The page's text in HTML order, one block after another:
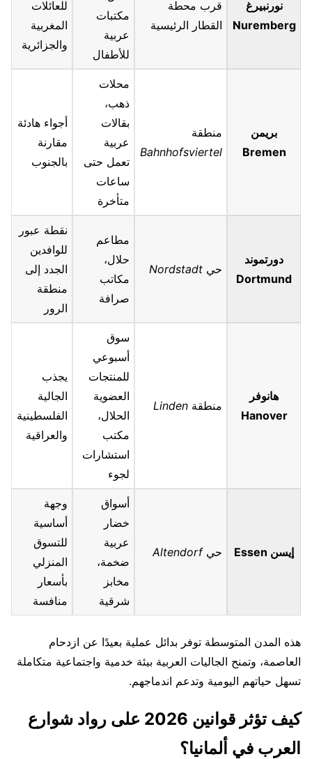
نورنبيرغ
Nuremberg
قرب محطة
القطار الرئيسية
مكتبات
عربية
للأطفال
للعائلات
المغربية
والجزائرية
بريمن
Bremen
منطقة
Bahnhofsviertel
محلات
ذهب،
بقالات
عربية
تعمل حتى
ساعات
متأخرة
أجواء هادئة
مقارنة
بالجنوب
دورتموند
Dortmund
حيNordstadt
مطاعم
حلال،
مكاتب
صرافة
نقطة عبور
للوافدين
الجدد إلى
منطقة
الرور
هانوفر
Hanover
منطقةLinden
سوق
أسبوعي
للمنتجات
العضوية
الحلال،
مكتب
استشارات
لجوء
يجذب
الجالية
الفلسطينية
والعراقية
إيسن Essen حيAltendorf
أسواق
خضار
عربية
ضخمة،
مخابز
شرقية
وجهة
أساسية
للتسوق
المنزلي
بأسعار
منافسة
هذه المدن المتوسطة توفر بدائل عملية بعيدًا عن ازدحام
العاصمة، وتمنح الجاليات العربية بيئة خدمية واجتماعية متكاملة
تسهل حياتهم اليومية وتدعم اندماجهم.
كيف تؤثر قوانين 2026 على رواد شوارع
العرب في ألمانيا؟